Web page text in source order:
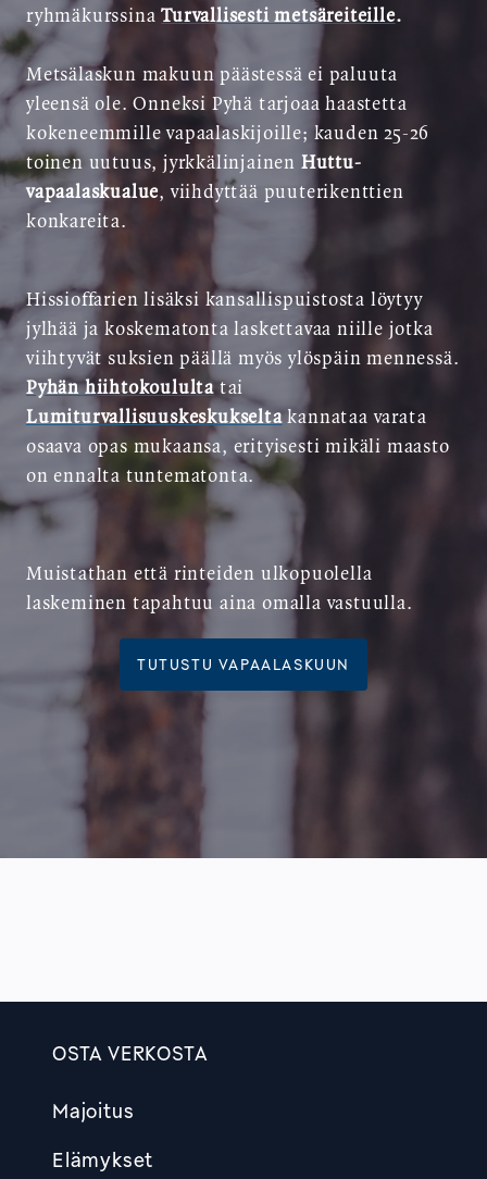
ryhmäkurssinaTurvallisesti metsäreiteille.
Metsälaskun makuun päästessä ei paluuta
yleensä ole. Onneksi Pyhä tarjoaa haastetta
kokeneemmille vapaalaskijoille; kauden 25-26
toinen uutuus, jyrkkälinjainen Huttu-
vapaalaskualue, viihdyttää puuterikenttien
konkareita.
Hissioffarien lisäksi kansallispuistosta löytyy
jylhää ja koskematonta laskettavaa niille jotka
viihtyvät suksien päällä myös ylöspäin mennessä.
Pyhän hiihtokoulultatai
Lumiturvallisuuskeskukseltakannataa varata
osaava opas mukaansa, erityisesti mikäli maasto
on ennalta tuntematonta.
Muistathan että rinteiden ulkopuolella
laskeminen tapahtuu aina omalla vastuulla.
TUTUSTU VAPAALASKUUN
OSTA VERKOSTA
Majoitus
Elämykset